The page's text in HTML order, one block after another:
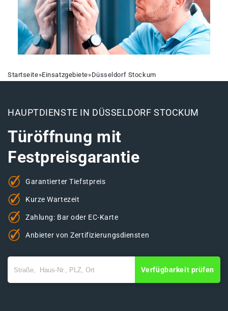
Startseite»Einsatzgebiete»Düsseldorf Stockum
HAUPTDIENSTE IN DÜSSELDORF STOCKUM
Türöffnung mit
Festpreisgarantie
Garantierter Tiefstpreis
Kurze Wartezeit
Zahlung: Bar oder EC-Karte
Anbieter von Zertifizierungsdiensten
Verfügbarkeit prüfen